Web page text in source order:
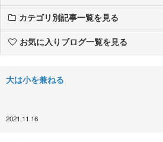
カテゴリ別記事一覧を見る
お気に入りブログ一覧を見る
大は小を兼ねる
2021.11.16